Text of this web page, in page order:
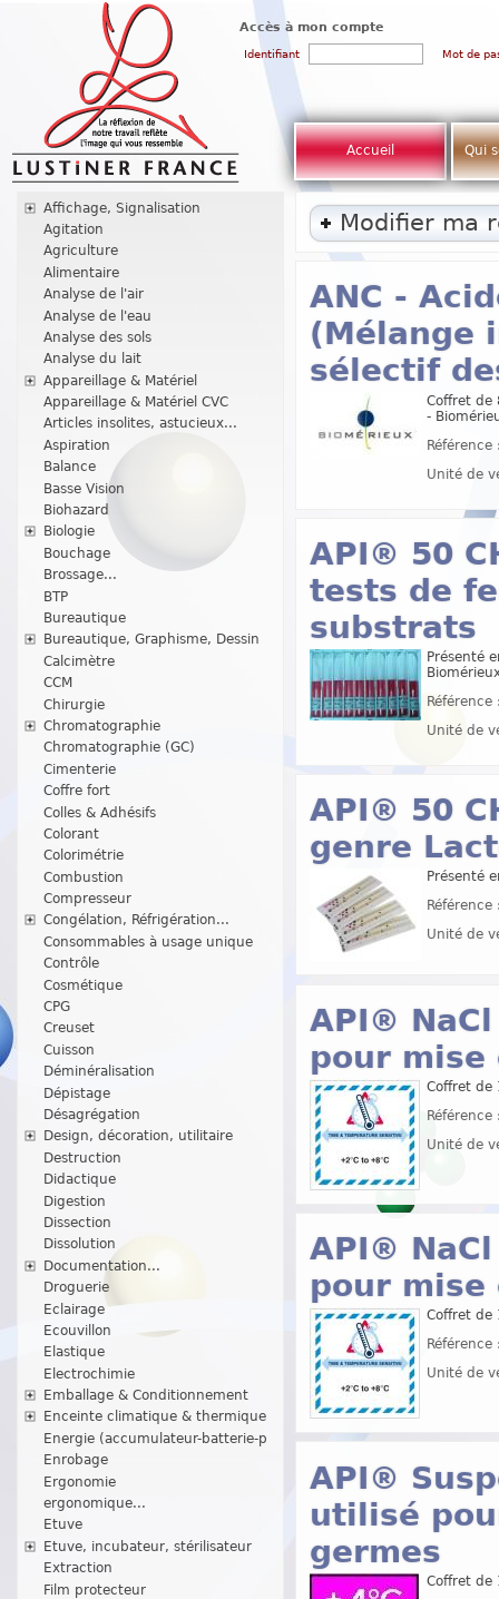
Accès à mon compte
Identifiant Mot de
Accueil Qui
Affichage, Signalisation
Agitation
Agriculture
Alimentaire
Analyse de l'air
Analyse de l'eau
Analyse des sols
Analyse du lait
Appareillage & Matériel
Appareillage & Matériel CVC
Articles insolites, astucieux...
Aspiration
Balance
Basse Vision
Biohazard
Biologie
Bouchage
Brossage...
BTP
Bureautique
Bureautique, Graphisme, Dessin
Calcimètre
CCM
Chirurgie
Chromatographie
Chromatographie (GC)
Cimenterie
Coffre fort
Colles & Adhésifs
Colorant
Colorimétrie
Combustion
Compresseur
Congélation, Réfrigération...
Consommables à usage unique
Contrôle
Cosmétique
CPG
Creuset
Cuisson
Déminéralisation
Dépistage
Désagrégation
Design, décoration, utilitaire
Destruction
Didactique
Digestion
Dissection
Dissolution
Documentation...
Droguerie
Eclairage
Ecouvillon
Elastique
Electrochimie
Emballage & Conditionnement
Enceinte climatique & thermique
Energie (accumulateur-batterie-p
Enrobage
Ergonomie
ergonomique...
Etuve
Etuve, incubateur, stérilisateur
Extraction
Film protecteur
Modifier ma
ANC -
(Mélange
sélectif
Coffret de
-
Unité de
API® 50
tests de
substrats
Présenté
Unité de
API® 50
genre
Présenté
Unité de
API®
pour mise
Coffret de
Unité de
API®
pour mise
Coffret de
Unité de
API®
utilisé
germes
Coffret de